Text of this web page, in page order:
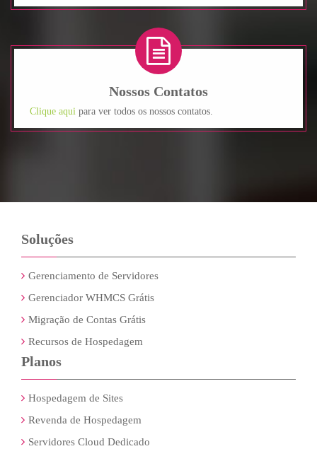
Nossos Contatos
Clique aqui para ver todos os nossos contatos.
Soluções
Gerenciamento de Servidores
Gerenciador WHMCS Grátis
Migração de Contas Grátis
Recursos de Hospedagem
Planos
Hospedagem de Sites
Revenda de Hospedagem
Servidores Cloud Dedicado